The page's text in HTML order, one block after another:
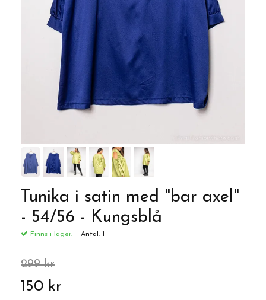
Tunika i satin med "bar axel"
- 54/56 - Kungsblå
Finns i lager: Antal: 1
299 kr
150 kr